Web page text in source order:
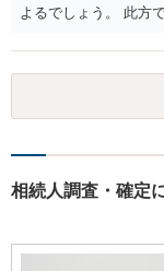
よるでしょう。 此方
相続人調査・確定